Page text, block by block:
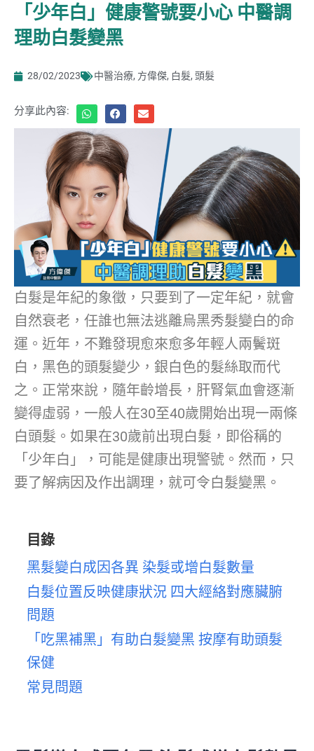
「少年白」健康警號要小心 中醫調
理助白髮變黑
28/02/2023 中醫治療, 方偉傑, 白髮, 頭髮
分享此內容:
白髮是年紀的象徵，只要到了一定年紀，就會
自然衰老，任誰也無法逃離烏黑秀髮變白的命
運。近年，不難發現愈來愈多年輕人兩鬢斑
白，黑色的頭髮變少，銀白色的髮絲取而代
之。正常來說，隨年齡增長，肝腎氣血會逐漸
變得虛弱，一般人在30至40歲開始出現一兩條
白頭髮。如果在30歲前出現白髮，即俗稱的
「少年白」，可能是健康出現警號。然而，只
要了解病因及作出調理，就可令白髮變黑。
目錄
黑髮變白成因各異 染髮或增白髮數量
白髮位置反映健康狀況 四大經絡對應臟腑
問題
「吃黑補黑」有助白髮變黑 按摩有助頭髮
保健
常見問題